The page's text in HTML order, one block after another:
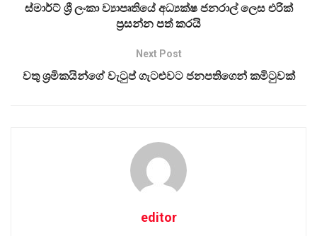
ස්මාර්ට් ශ්‍රී ලංකා ව්‍යාපෘතියේ අධ්‍යක්ෂ ජනරාල් ලෙස එරික්
ප්‍රසන්න පත් කරයි
Next Post
වතු ශ්‍රමිකයින්ගේ වැටුප් ගැටළුවට ජනපතිගෙන් කමිටුවක්
editor